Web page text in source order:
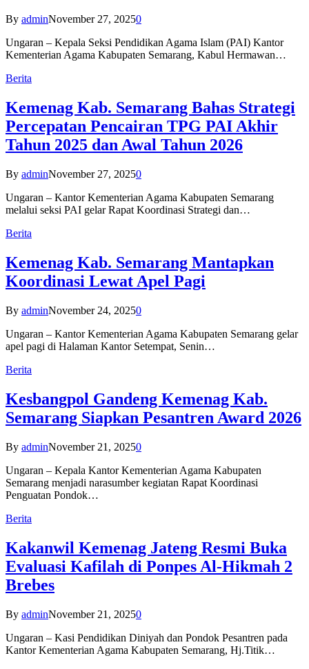
By adminNovember 27, 20250
Ungaran – Kepala Seksi Pendidikan Agama Islam (PAI) Kantor
Kementerian Agama Kabupaten Semarang, Kabul Hermawan…
Berita
Kemenag Kab. Semarang Bahas Strategi
Percepatan Pencairan TPG PAI Akhir
Tahun 2025 dan Awal Tahun 2026
By adminNovember 27, 20250
Ungaran – Kantor Kementerian Agama Kabupaten Semarang
melalui seksi PAI gelar Rapat Koordinasi Strategi dan…
Berita
Kemenag Kab. Semarang Mantapkan
Koordinasi Lewat Apel Pagi
By adminNovember 24, 20250
Ungaran – Kantor Kementerian Agama Kabupaten Semarang gelar
apel pagi di Halaman Kantor Setempat, Senin…
Berita
Kesbangpol Gandeng Kemenag Kab.
Semarang Siapkan Pesantren Award 2026
By adminNovember 21, 20250
Ungaran – Kepala Kantor Kementerian Agama Kabupaten
Semarang menjadi narasumber kegiatan Rapat Koordinasi
Penguatan Pondok…
Berita
Kakanwil Kemenag Jateng Resmi Buka
Evaluasi Kafilah di Ponpes Al-Hikmah 2
Brebes
By adminNovember 21, 20250
Ungaran – Kasi Pendidikan Diniyah dan Pondok Pesantren pada
Kantor Kementerian Agama Kabupaten Semarang, Hj.Titik…